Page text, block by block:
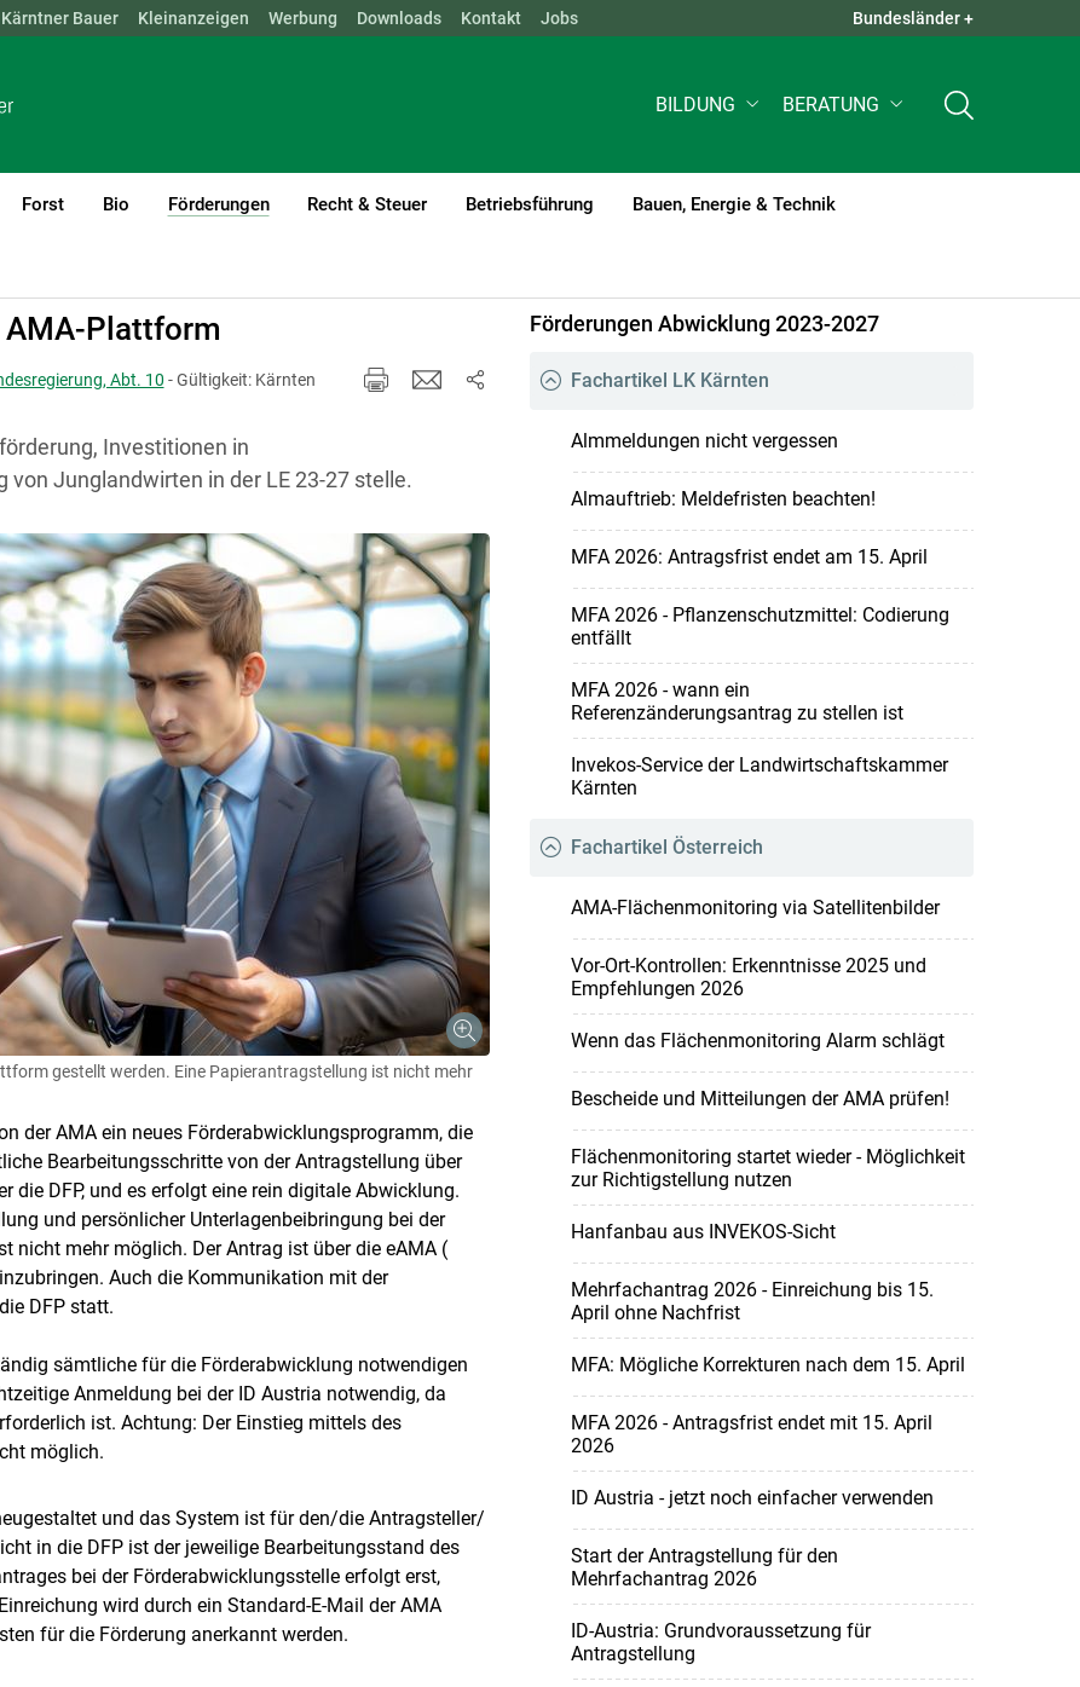
Skip to main content
NÖ OÖ SBG STMK TIROL VBG WIEN QUICK LINKS +
Kärntner Bauer Kleinanzeigen Werbung Downloads Kontakt Jobs Bundesländer +
BILDUNG BERATUNG
Forst Bio Förderungen
(current)1
Recht & Steuer Betriebsführung Bauen, Energie & Technik
Plattform
Abt. 10 - Gültigkeit: Kärnten
Investitionen in
Junglandwirten in der LE 23-27 stelle.
gestellt werden. Eine Papierantragstellung ist nicht mehr
der AMA ein neues Förderabwicklungsprogramm, die
Bearbeitungsschritte von der Antragstellung über
DFP, und es erfolgt eine rein digitale Abwicklung.
und persönlicher Unterlagenbeibringung bei der
nicht mehr möglich. Der Antrag ist über die eAMA (
Auch die Kommunikation mit der
DFP statt.
sämtliche für die Förderabwicklung notwendigen
Anmeldung bei der ID Austria notwendig, da
ist. Achtung: Der Einstieg mittels des
möglich.
und das System ist für den/​die Antragsteller/​
in die DFP ist der jeweilige Bearbeitungsstand des
bei der Förderabwicklungsstelle erfolgt erst,
wird durch ein Standard-E-Mail der AMA
für die Förderung anerkannt werden.
Förderungen Abwicklung 2023-2027
Fachartikel LK Kärnten
Almmeldungen nicht vergessen
Almauftrieb: Meldefristen beachten!
MFA 2026: Antragsfrist endet am 15. April
MFA 2026 - Pflanzenschutzmittel: Codierung
entfällt
MFA 2026 - wann ein
Referenzänderungsantrag zu stellen ist
Invekos-Service der Landwirtschaftskammer
Kärnten
Fachartikel Österreich
AMA-Flächenmonitoring via Satellitenbilder
Vor-Ort-Kontrollen: Erkenntnisse 2025 und
Empfehlungen 2026
Wenn das Flächenmonitoring Alarm schlägt
Bescheide und Mitteilungen der AMA prüfen!
Flächenmonitoring startet wieder - Möglichkeit
zur Richtigstellung nutzen
Hanfanbau aus INVEKOS-Sicht
Mehrfachantrag 2026 - Einreichung bis 15.
April ohne Nachfrist
MFA: Mögliche Korrekturen nach dem 15. April
MFA 2026 - Antragsfrist endet mit 15. April
2026
ID Austria - jetzt noch einfacher verwenden
Start der Antragstellung für den
Mehrfachantrag 2026
ID-Austria: Grundvoraussetzung für
Antragstellung